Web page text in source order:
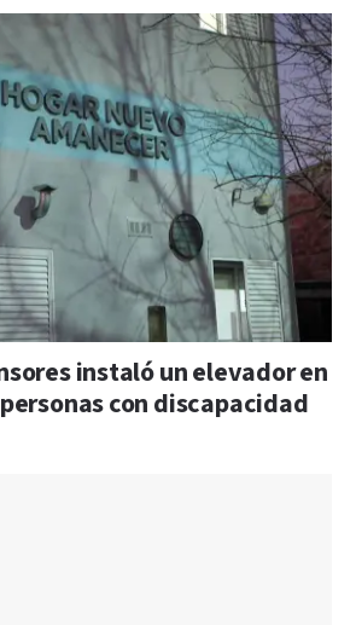
instaló un elevador en
con discapacidad